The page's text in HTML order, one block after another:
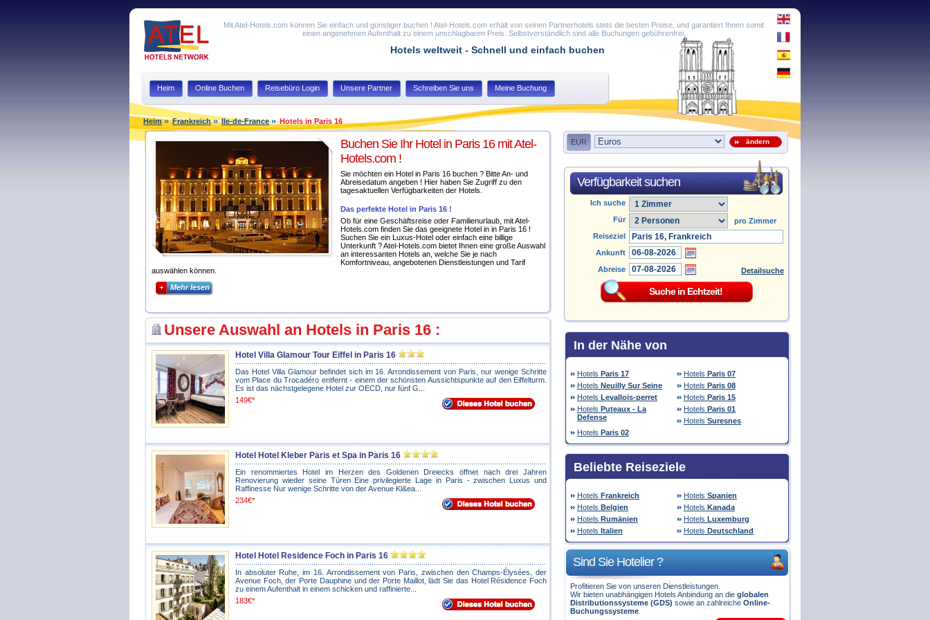
Mit Atel-Hotels.com können Sie einfach und günstiger buchen ! Atel-Hotels.com erhält von seinen Partnerhotels stets die besten Preise, und garantiert Ihnen somit
einen angenehmen Aufenthalt zu einem unschlagbaren Preis. Selbstverständlich sind alle Buchungen gebührenfrei.
Hotels weltweit - Schnell und einfach buchen
Heim Online Buchen Reisebüro Login Unsere Partner Schreiben Sie uns Meine Buchung
Heim Frankreich Ile-de-France Hotels in Paris 16
Buchen Sie Ihr Hotel in Paris 16 mit Atel-
Hotels.com !
Sie möchten ein Hotel in Paris 16 buchen ? Bitte An- und
Abreisedatum angeben ! Hier haben Sie Zugriff zu den
tagesaktuellen Verfügbarkeiten der Hotels.
Das perfekte Hotel in Paris 16 !
Ob für eine Geschäftsreise oder Familienurlaub, mit Atel-
Hotels.com finden Sie das geeignete Hotel in in Paris 16 !
Suchen Sie ein Luxus-Hotel oder einfach eine billige
Unterkunft ? Atel-Hotels.com bietet Ihnen eine große Auswahl
an interessanten Hotels an, welche Sie je nach
Komfortniveau, angebotenen Dienstleistungen und Tarif
auswählen können.
Mehr lesen
Unsere Auswahl an Hotels in Paris 16 :
Hotel Villa Glamour Tour Eiffel in Paris 16
Das Hotel Villa Glamour befindet sich im 16. Arrondissement von Paris, nur wenige Schritte
vom Place du Trocadéro entfernt - einem der schönsten Aussichtspunkte auf den Eiffelturm.
Es ist das nächstgelegene Hotel zur OECD, nur fünf G...
149€*
Hotel Hotel Kleber Paris et Spa in Paris 16
Ein renommiertes Hotel im Herzen des Goldenen Dreiecks öffnet nach drei Jahren
Renovierung wieder seine Türen Eine privilegierte Lage in Paris - zwischen Luxus und
Raffinesse Nur wenige Schritte von der Avenue Kl&ea...
234€*
Hotel Hotel Residence Foch in Paris 16
In absoluter Ruhe, im 16. Arrondissement von Paris, zwischen den Champs‑Élysées, der
Avenue Foch, der Porte Dauphine und der Porte Maillot, lädt Sie das Hotel Résidence Foch
zu einem Aufenthalt in einem schicken und raffinierte...
183€*
EUR ändern
Verfügbarkeit suchen
Ich suche
Für
pro Zimmer
Reiseziel
Ankunft
Abreise
Detailsuche
In der Nähe von
Hotels Paris 17 Hotels Paris 07
Hotels Neuilly Sur Seine Hotels Paris 08
Hotels Levallois-perret Hotels Paris 15
Hotels Puteaux - La
Defense
Hotels Paris 01
Hotels Suresnes
Hotels Paris 02
Beliebte Reiseziele
Hotels Frankreich Hotels Spanien
Hotels Belgien Hotels Kanada
Hotels Rumänien Hotels Luxemburg
Hotels Italien Hotels Deutschland
Sind Sie Hotelier ?
Profitieren Sie von unseren Dienstleistungen.
Wir bieten unabhängigen Hotels Anbindung an die globalen
Distributionssysteme (GDS) sowie an zahlreiche Online-
Buchungssysteme